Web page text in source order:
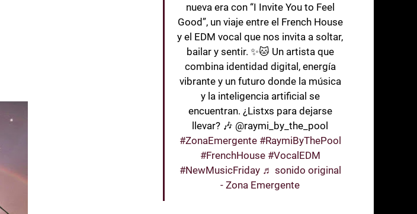
nueva era con “I Invite You to Feel
Good”, un viaje entre el French House
y el EDM vocal que nos invita a soltar,
bailar y sentir. ✨🐱 Un artista que
combina identidad digital, energía
vibrante y un futuro donde la música
y la inteligencia artificial se
encuentran. ¿Listxs para dejarse
llevar? 🎶 @raymi_by_the_pool
#ZonaEmergente #RaymiByThePool
#FrenchHouse #VocalEDM
#NewMusicFriday ♬ sonido original
- Zona Emergente